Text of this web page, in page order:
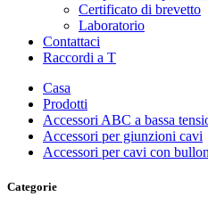
Certificato di brevetto
Laboratorio
Contattaci
Raccordi a T
Casa
Prodotti
Accessori ABC a bassa
Accessori per giunzioni cavi
Accessori per cavi con
Categorie